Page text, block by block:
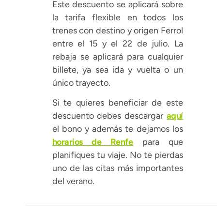
Este descuento se aplicará sobre
la tarifa flexible en todos los
trenes con destino y origen Ferrol
entre el 15 y el 22 de julio. La
rebaja se aplicará para cualquier
billete, ya sea ida y vuelta o un
único trayecto.
Si te quieres beneficiar de este
descuento debes descargar aquí
el bono y además te dejamos los
horarios de Renfepara que
planifiques tu viaje. No te pierdas
uno de las citas más importantes
del verano.